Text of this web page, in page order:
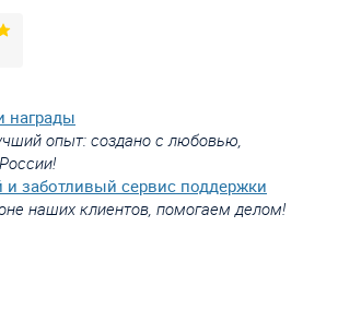
награды
опыт: создано с любовью,
заботливый сервис поддержки
наших клиентов, помогаем делом!